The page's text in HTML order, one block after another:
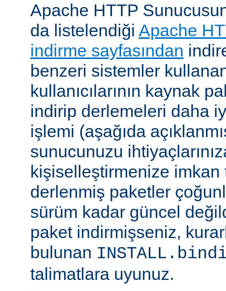
Apache HTTP
da listelendiği Apache
indirme sayfasından
benzeri sistemler
kullanıcılarının kaynak
indirip derlemeleri daha
işlemi (aşağıda
sunucunuzu
kişiselleştirmenize imkan
derlenmiş paketler
sürüm kadar güncel
paket indirmişseniz,
bulunan
talimatlara uyunuz.